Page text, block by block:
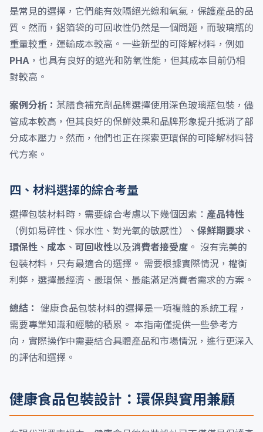
是常見的選擇，它們能有效隔絕光線和氧氣，保護產品的品
質。然而，鋁箔袋的可回收性仍然是一個問題，而玻璃瓶的
重量較重，運輸成本較高。一些新型的可降解材料，例如
PHA ，也具有良好的遮光和防氧性能，但其成本目前仍相
對較高。
案例分析： 某膳食補充劑品牌選擇使用深色玻璃瓶包裝，儘
管成本較高，但其良好的保鮮效果和品牌形象提升抵消了部
分成本壓力。然而，他們也正在探索更環保的可降解材料替
代方案。
四、材料選擇的綜合考量
選擇包裝材料時，需要綜合考慮以下幾個因素： 產品特性
（例如易碎性、保水性、對光氧的敏感性）、 保鮮期要求 、
環保性 、 成本 、 可回收性以及消費者接受度 。 沒有完美的
包裝材料，只有最適合的選擇。 需要根據實際情況，權衡
利弊，選擇最經濟、最環保、最能滿足消費者需求的方案。
總結： 健康食品包裝材料的選擇是一項複雜的系統工程，
需要專業知識和經驗的積累。 本指南僅提供一些參考方
向，實際操作中需要結合具體產品和市場情況，進行更深入
的評估和選擇。
健康食品包裝設計：環保與實用兼顧